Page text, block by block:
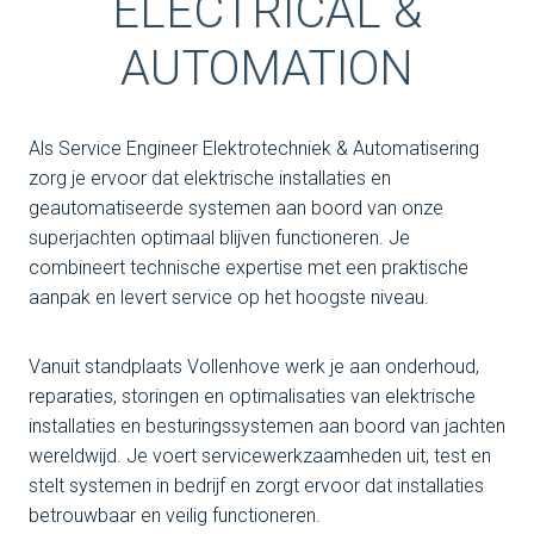
ELECTRICAL &
AUTOMATION
Als Service Engineer Elektrotechniek & Automatisering
zorg je ervoor dat elektrische installaties en
geautomatiseerde systemen aan boord van onze
superjachten optimaal blijven functioneren. Je
combineert technische expertise met een praktische
aanpak en levert service op het hoogste niveau.
Vanuit standplaats Vollenhove werk je aan onderhoud,
reparaties, storingen en optimalisaties van elektrische
installaties en besturingssystemen aan boord van jachten
wereldwijd. Je voert servicewerkzaamheden uit, test en
stelt systemen in bedrijf en zorgt ervoor dat installaties
betrouwbaar en veilig functioneren.